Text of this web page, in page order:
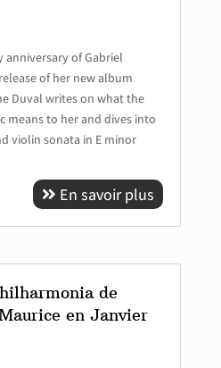
anniversary of Gabriel
of her new album
Duval writes on what the
means to her and dives into
violin sonata in E minor
En savoir plus
de
en Janvier